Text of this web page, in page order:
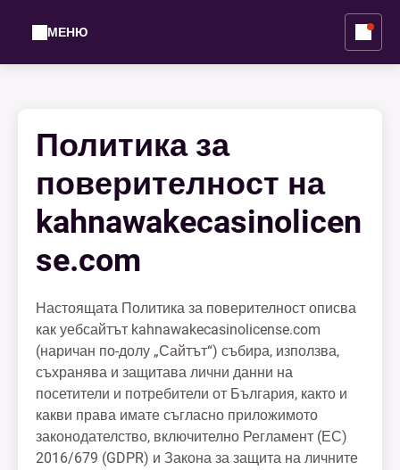
МЕНЮ
Политика за
поверителност на
kahnawakecasinolicen
se.com
Настоящата Политика за поверителност описва
как уебсайтът kahnawakecasinolicense.com
(наричан по-долу „Сайтът“) събира, използва,
съхранява и защитава лични данни на
посетители и потребители от България, както и
какви права имате съгласно приложимото
законодателство, включително Регламент (ЕС)
2016/679 (GDPR) и Закона за защита на личните